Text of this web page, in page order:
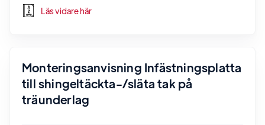
Läs vidare här
Monteringsanvisning Infästningsplatta
till shingeltäckta-/släta tak på
träunderlag